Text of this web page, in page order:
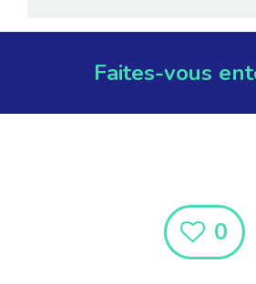
Faites-vous
0